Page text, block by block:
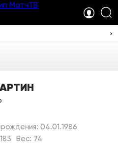
04.01.1986
Вес: 74